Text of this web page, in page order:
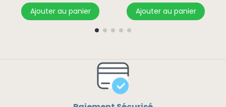
Ajouter au panier Ajouter au panier